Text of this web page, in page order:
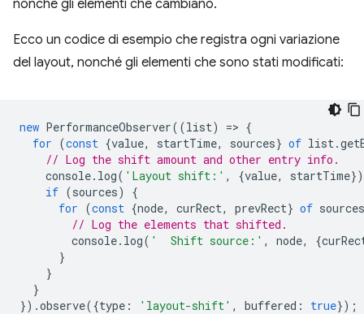
nonché gli elementi che cambiano.
Ecco un codice di esempio che registra ogni variazione
del layout, nonché gli elementi che sono stati modificati:
new PerformanceObserver((list) => {
for (const {value, startTime, sources} of list .
// Log the shift amount and other entry info.
console. log( 'Layout shift:' , {value, startTime
if (sources)
{
for (const {node, curRect, prevRect} of sources
// Log the elements that shifted.
console. log( '  Shift source:' , node, {
}
}
}
}).observe({type : 'layout-shift' , buffered : true});